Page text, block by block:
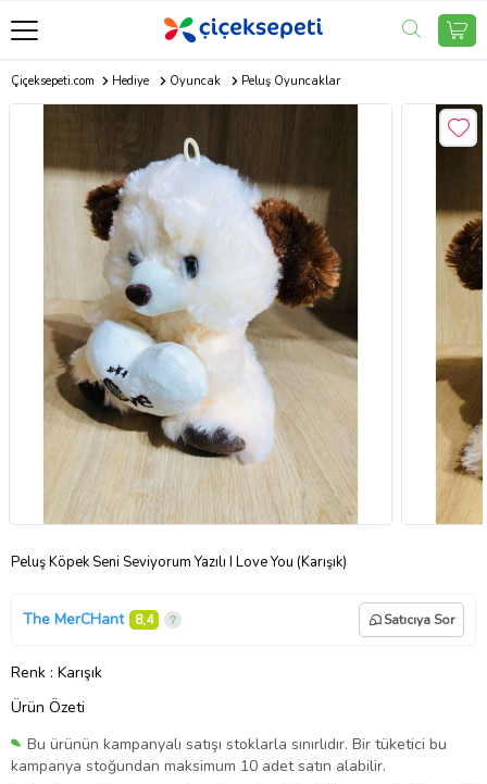
Çiçeksepeti.com Hediye Oyuncak Peluş Oyuncaklar
Peluş Köpek Seni Seviyorum Yazılı I Love You (Karışık)
The MerCHant 8,4 Satıcıya Sor
Renk : Karışık
Ürün Özeti
Bu ürünün kampanyalı satışı stoklarla sınırlıdır. Bir tüketici bu
kampanya stoğundan maksimum 10 adet satın alabilir.